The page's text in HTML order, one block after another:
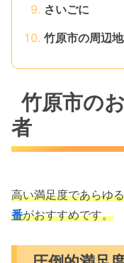
さいごに
竹原市の周辺
竹原市の
者
高い満足度であらゆ
番がおすすめです。